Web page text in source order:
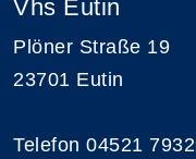
Vhs Eutin
Plöner Straße 19
23701 Eutin
Telefon 04521